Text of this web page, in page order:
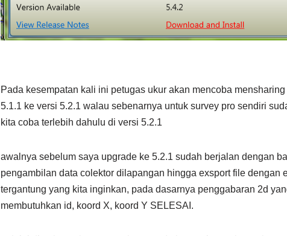
Pada kesempatan kali ini petugas ukur akan mencoba
5.1.1 ke versi 5.2.1 walau sebenarnya untuk survey pro sendiri
kita coba terlebih dahulu di versi 5.2.1
awalnya sebelum saya upgrade ke 5.2.1 sudah berjalan dengan
pengambilan data colektor dilapangan hingga exsport file dengan
tergantung yang kita inginkan, pada dasarnya penggabaran 2d
membutuhkan id, koord X, koord Y SELESAI.